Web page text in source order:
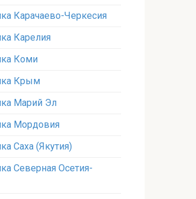
Карачаево-Черкесия
Карелия
Коми
Крым
Марий Эл
Мордовия
Саха (Якутия)
Северная Осетия-